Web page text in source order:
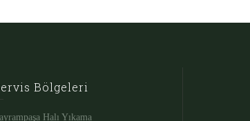
Bölgeleri
Halı Yıkama